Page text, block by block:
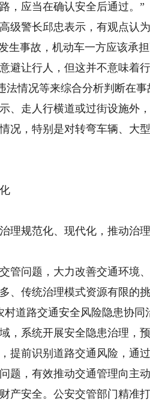
，应当在确认安全后通过。”
警长邱忠表示，有观点认
生事故，机动车一方应该承
避让行人，但这并不意味着
法情况等来综合分析判断在事
走人行横道或过街设施外
况，特别是对转弯车辆、大
规范化、现代化，推动治
问题，大力改善交通环境、
、传统治理模式资源有限的
道路交通安全风险隐患协同
，系统开展安全隐患治理，
提前识别道路交通风险，通
题，有效推动交通管理向主
产安全。公安交管部门精准